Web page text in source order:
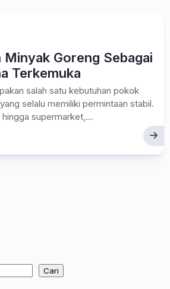
Goreng Sebagai
Terkemuka
salah satu kebutuhan pokok
selalu memiliki permintaan stabil.
supermarket,...
Cari